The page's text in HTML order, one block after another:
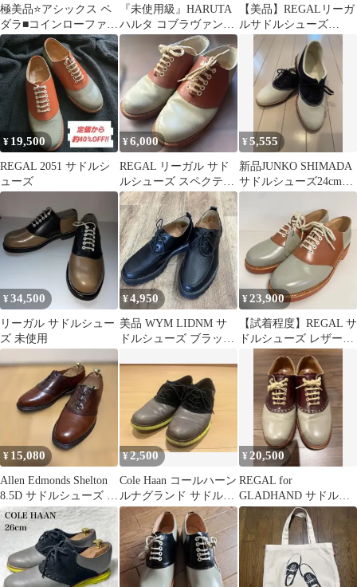
極美品⭐️アシックス ペ
ダラ■コインローファー
✨ペニーローファー コ
ンフォート
『未使用級』HARUTA
ハルタ コブラヴァンプ
ローファー スリッポン
【美品】REGALリーガ
ルサドルシューズ
24.5cm本革日本製 タグ
付き
¥ 19,500
REGAL 2051 サドルシ
ューズ
¥6,000
REGAL リーガル サド
ルシューズ スペクテイ
ター 24.5から25センチ
革靴
¥5,555
新品JUNKO SHIMADA
サドルシューズ24cmビ
ブラム箱保存袋付き希
¥34,500
リーガル サドルシュー
ズ 未使用
¥4,950
美品 WYM LIDNM サ
ドルシューズ ブラック
¥23,900
【試着程度】REGAL サ
ドルシューズ レザー
2051 25.0㎝
¥ 15,080
Allen Edmonds Shelton
8.5D サドルシューズ 米
国製
¥2,500
Cole Haan コールハーン
ルナグランド サドルシ
ューズ 8 25.5cm
¥20,500
REGAL for
GLADHAND サドルシ
ューズ バイカラー